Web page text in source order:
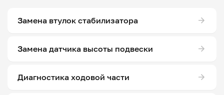
Замена втулок стабилизатора
Замена датчика высоты подвески
Диагностика ходовой части